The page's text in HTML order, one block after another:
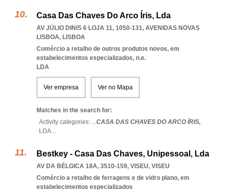
Casa Das Chaves Do Arco Íris, Lda
AV JÚLIO DINIS 6 LOJA 11, 1050-131, AVENIDAS NOVAS
LISBOA, LISBOA
Comércio a retalho de outros produtos novos, em
estabelecimentos especializados, n.e.
LDA
Ver empresa Ver no Mapa
Matches in the search for:
Activity categories: ...CASA DAS CHAVES DO ARCO ÍRIS,
LDA...
Bestkey - Casa Das Chaves, Unipessoal, Lda
AV DA BÉLGICA 18A, 3510-159, VISEU, VISEU
Comércio a retalho de ferragens e de vidro plano, em
estabelecimentos especializados